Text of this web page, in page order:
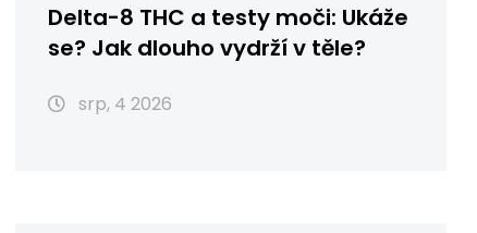
Delta-8 THC a testy moči: Ukáže
se? Jak dlouho vydrží v těle?
srp, 4 2026